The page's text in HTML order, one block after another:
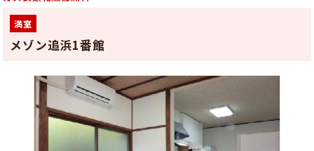
満室
メゾン追浜1番館